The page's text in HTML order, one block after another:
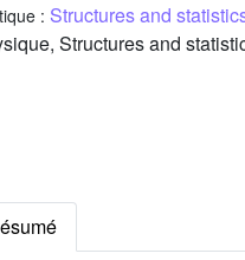
: Structures and
Structures and